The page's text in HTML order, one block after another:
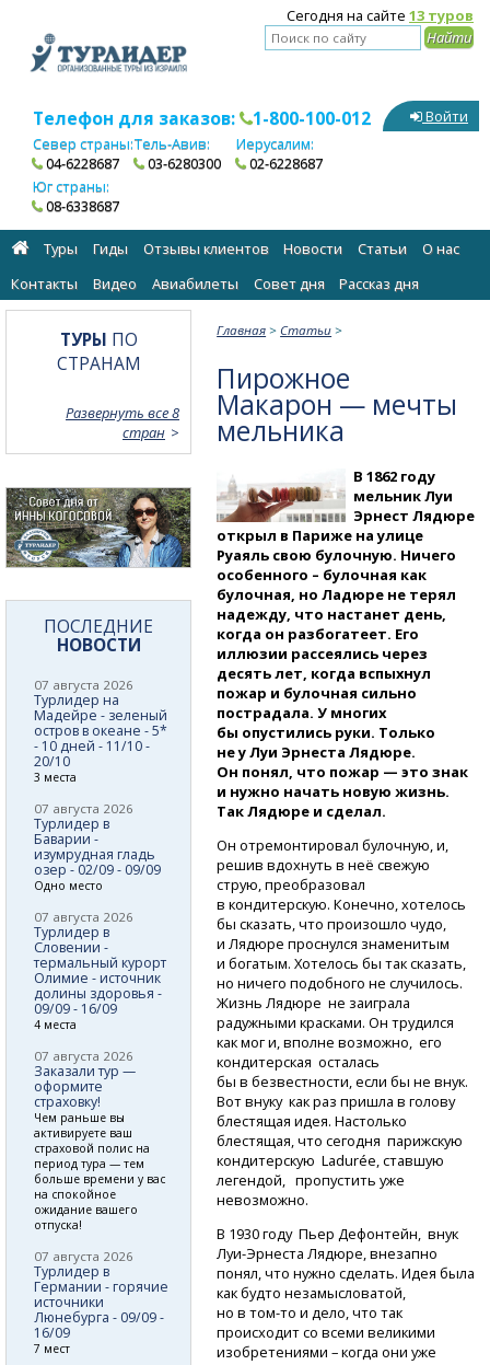
Сегодня на сайте 13 туров
Телефон для заказов: 1-800-100-012
Север страны:
04-6228687
Тель-Авив:
03-6280300
Иерусалим:
02-6228687
Юг страны:
08-6338687
Войти
Туры Гиды Отзывы клиентов Новости Статьи
О нас
Контакты
Видео Авиабилеты Cовет дня Рассказ дня
Главная > Статьи >
Пирожное
Макарон — мечты
мельника
В 1862 году
мельник Луи
Эрнест Лядюре
открыл в Париже на улице
Руаяль свою булочную. Ничего
особенного – булочная как
булочная, но Ладюре не терял
надежду, что настанет день,
когда он разбогатеет. Его
иллюзии рассеялись через
десять лет, когда вспыхнул
пожар и булочная сильно
пострадала. У многих
бы опустились руки. Только
не у Луи Эрнеста Лядюре.
Он понял, что пожар — это знак
и нужно начать новую жизнь.
Так Лядюре и сделал.
Он отремонтировал булочную, и,
решив вдохнуть в неё свежую
струю, преобразовал
в кондитерскую. Конечно, хотелось
бы сказать, что произошло чудо,
и Лядюре проснулся знаменитым
и богатым. Хотелось бы так сказать,
но ничего подобного не случилось.
Жизнь Лядюре не заиграла
радужными красками. Он трудился
как мог и, вполне возможно, его
кондитерская осталась
бы в безвестности, если бы не внук.
Вот внуку как раз пришла в голову
блестящая идея. Настолько
блестящая, что сегодня парижскую
кондитерскую Ladurée, ставшую
легендой, пропустить уже
невозможно.
В 1930 году Пьер Дефонтейн, внук
Луи-Эрнеста Лядюре, внезапно
понял, что нужно сделать. Идея была
как будто незамысловатой,
но в том-то и дело, что так
происходит со всеми великими
изобретениями – когда они уже
ТУРЫ ПО
СТРАНАМ
Развернуть все 8
стран
ПОСЛЕДНИЕ
НОВОСТИ
07 августа 2026
Турлидер на
Мадейре - зеленый
остров в океане - 5*
- 10 дней - 11/10 -
20/10
3 места
07 августа 2026
Турлидер в
Баварии -
изумрудная гладь
озер - 02/09 - 09/09
Одно место
07 августа 2026
Турлидер в
Словении -
термальный курорт
Олимие - источник
долины здоровья -
09/09 - 16/09
4 места
07 августа 2026
Заказали тур —
оформите
страховку!
Чем раньше вы
активируете ваш
страховой полис на
период тура — тем
больше времени у вас
на спокойное
ожидание вашего
отпуска!
07 августа 2026
Турлидер в
Германии - горячие
источники
Люнебурга - 09/09 -
16/09
7 мест